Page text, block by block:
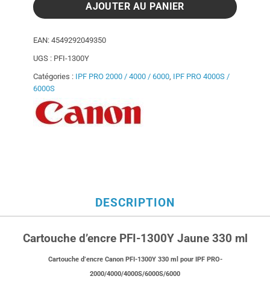
AJOUTER AU PANIER
EAN: 4549292049350
UGS : PFI-1300Y
Catégories : IPF PRO 2000 / 4000 / 6000 IPF PRO 4000S /
6000S
DESCRIPTION
Cartouche d’encre PFI-1300Y Jaune 330 ml
Cartouche d’encre Canon PFI-1300Y 330 ml pour
IPF PRO-
2000/4000/4000S/6000S/6000